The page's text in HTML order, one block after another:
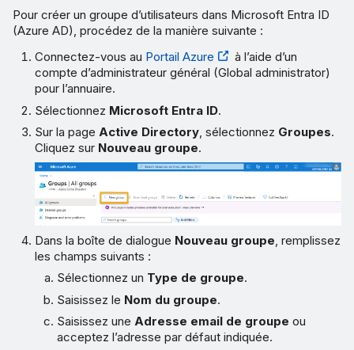
Pour créer un groupe d’utilisateurs dans Microsoft Entra ID
(Azure AD), procédez de la manière suivante :
Connectez-vous au Portail Azure
à l’aide d’un
compte d’administrateur général (Global administrator)
pour l’annuaire.
Sélectionnez Microsoft Entra ID.
Sur la pageActive Directory, sélectionnez Groupes.
Cliquez sur Nouveau groupe.
Dans la boîte de dialogue Nouveau groupe , remplissez
les champs suivants :
Sélectionnez un Type de groupe.
Saisissez le Nom du groupe.
Saisissez uneAdresse email de groupe ou
acceptez l’adresse par défaut indiquée.